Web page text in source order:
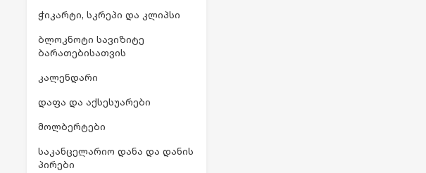
ჭიკარტი, სკრეპი და კლიპსი
ბლოკნოტი სავიზიტე
ბარათებისათვის
კალენდარი
დაფა და აქსესუარები
მოლბერტები
საკანცელარიო დანა და დანის
პირები